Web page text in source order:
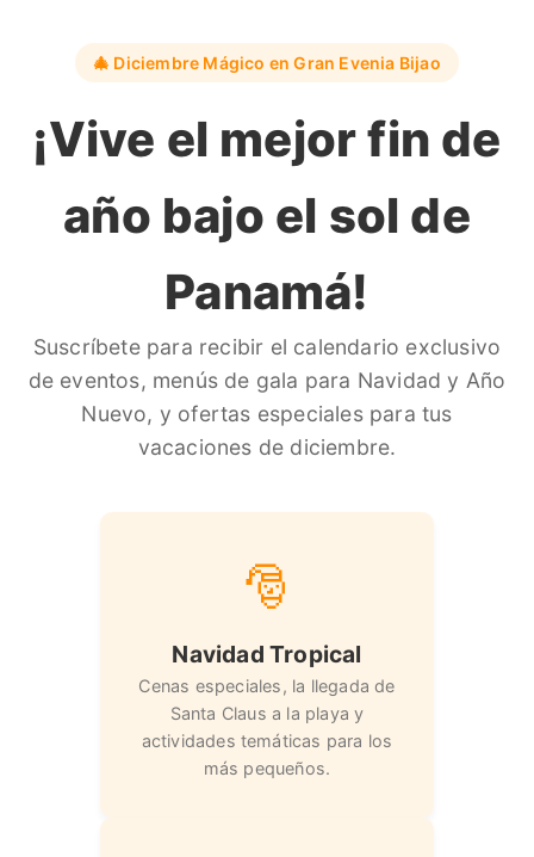
🎄 Diciembre Mágico en Gran Evenia Bijao
¡Vive el mejor fin de
año bajo el sol de
Panamá!
Suscríbete para recibir el calendario exclusivo
de eventos, menús de gala para Navidad y Año
Nuevo, y ofertas especiales para tus
vacaciones de diciembre.
🎅
Navidad Tropical
Cenas especiales, la llegada de
Santa Claus a la playa y
actividades temáticas para los
más pequeños.